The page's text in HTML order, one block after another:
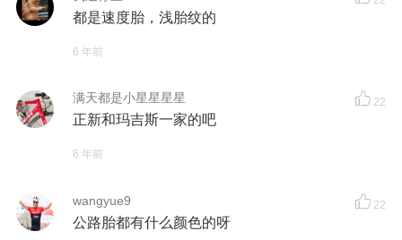
都是速度胎，浅胎纹的
6 年前
满天都是小星星星星 22
正新和玛吉斯一家的吧
6 年前
wangyue9 22
公路胎都有什么颜色的呀